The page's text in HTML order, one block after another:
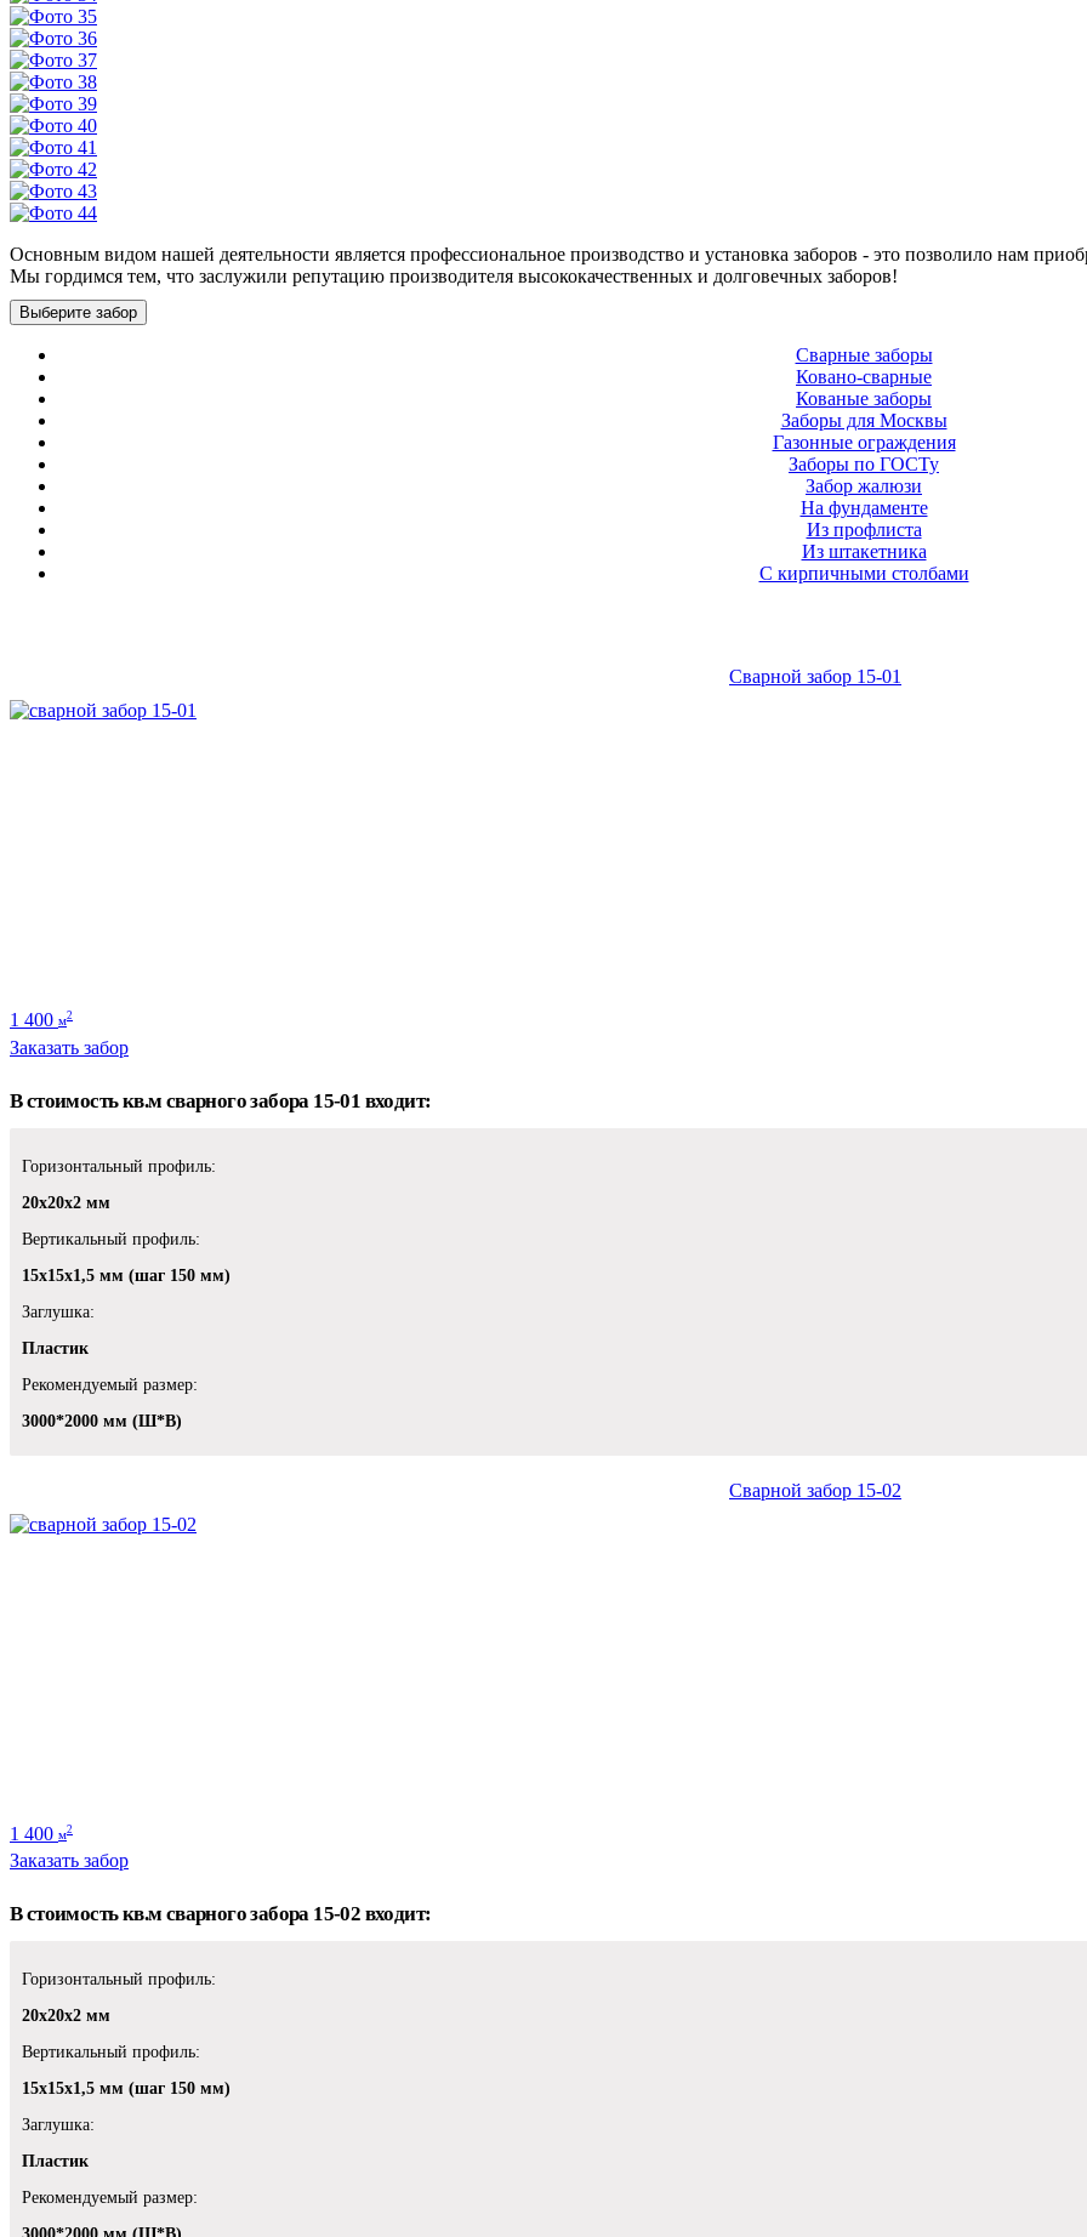
Основным видом нашей деятельности является профессиональное производство и установка заборов - это позволило нам
Мы гордимся тем, что заслужили репутацию производителя высококачественных и долговечных заборов!
Выберите забор
Сварные заборы
Ковано-сварные
Кованые заборы
Заборы для Москвы
Газонные ограждения
Заборы по ГОСТу
Забор жалюзи
На фундаменте
Из профлиста
Из штакетника
С кирпичными столбами
Сварной забор 15-01
1 400 м2
Заказать забор
В стоимость кв.м сварного забора 15-01 входит:
Горизонтальный профиль:
20х20х2 мм
Вертикальный профиль:
15х15х1,5 мм (шаг 150 мм)
Заглушка:
Пластик
Рекомендуемый размер:
3000*2000 мм (Ш*В)
Сварной забор 15-02
1 400 м2
Заказать забор
В стоимость кв.м сварного забора 15-02 входит:
Горизонтальный профиль:
20х20х2 мм
Вертикальный профиль:
15х15х1,5 мм (шаг 150 мм)
Заглушка:
Пластик
Рекомендуемый размер: